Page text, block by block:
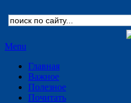
Menu
Главная
Важное
Полезное
Почитать